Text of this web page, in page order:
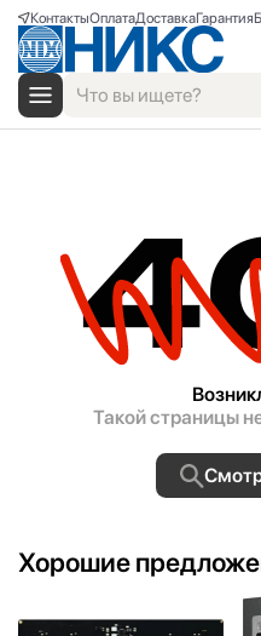
КонтактыОплатаДоставкаГарантия
Такой страницы
Хорошие